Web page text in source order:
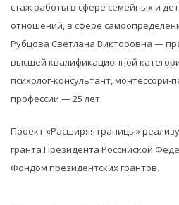
стаж работы в сфере семейных и
отношений, в сфере
Рубцова Светлана Викторовна —
высшей квалификационной
психолог-консультант,
профессии — 25 лет.
Проект «Расширяя границы»
гранта Президента Российской
Фондом президентских грантов.